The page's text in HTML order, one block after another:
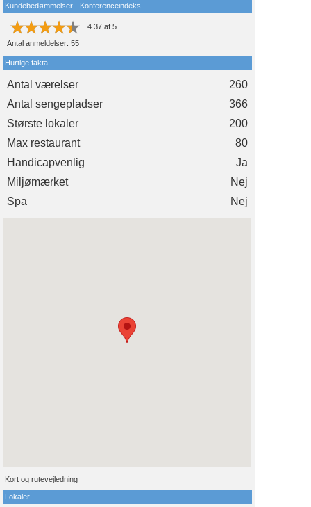
Kundebedømmelser - Konferenceindeks
4.37 af 5
Antal anmeldelser: 55
Hurtige fakta
Antal værelser
260
Antal sengepladser
366
Største lokaler
200
Max restaurant
80
Handicapvenlig
Ja
Miljømærket
Nej
Spa
Nej
Kort og rutevejledning
Lokaler